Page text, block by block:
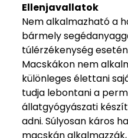
Ellenjavallatok
Nem alkalmazható a
bármely
túlérzékenység
Macskákon nem
különleges élettani
tudja lebontani a
állatgyógyászati
adni. Súlyosan káros